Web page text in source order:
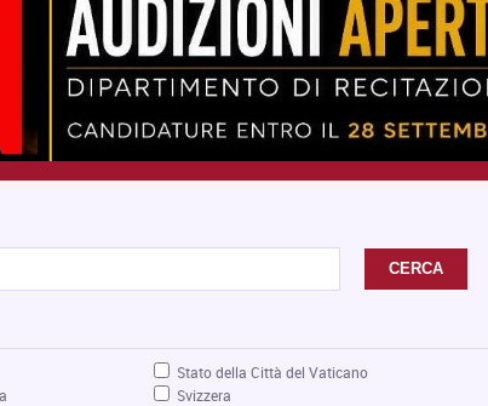
CERCA
Stato della Città del Vaticano
Svizzera